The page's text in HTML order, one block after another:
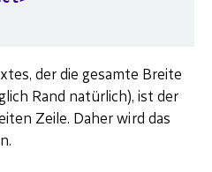
der die gesamte Breite
Rand natürlich), ist der
Zeile. Daher wird das